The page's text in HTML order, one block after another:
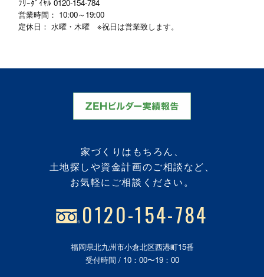
ﾌﾘｰﾀﾞｲﾔﾙ0120-154-784
営業時間： 10:00～19:00
定休日： 水曜・木曜 ※祝日は営業致します。
家づくりはもちろん、
土地探しや資金計画のご相談など、
お気軽にご相談ください。
0120-154-784
福岡県北九州市小倉北区西港町15番
受付時間 / 10：00〜19：00